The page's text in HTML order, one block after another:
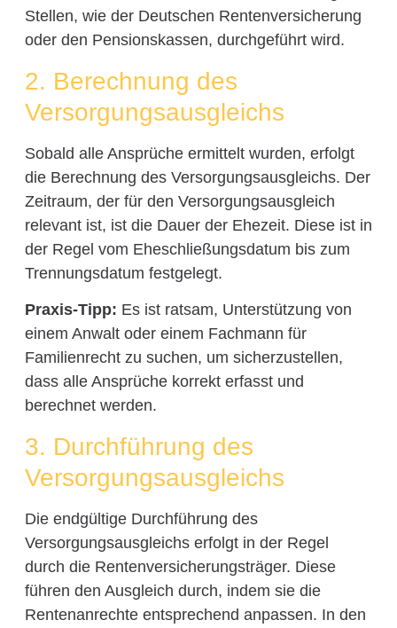
Stellen, wie der Deutschen Rentenversicherung
oder den Pensionskassen, durchgeführt wird.
2. Berechnung des
Versorgungsausgleichs
Sobald alle Ansprüche ermittelt wurden, erfolgt
die Berechnung des Versorgungsausgleichs. Der
Zeitraum, der für den Versorgungsausgleich
relevant ist, ist die Dauer der Ehezeit. Diese ist in
der Regel vom Eheschließungsdatum bis zum
Trennungsdatum festgelegt.
Praxis-Tipp: Es ist ratsam, Unterstützung von
einem Anwalt oder einem Fachmann für
Familienrecht zu suchen, um sicherzustellen,
dass alle Ansprüche korrekt erfasst und
berechnet werden.
3. Durchführung des
Versorgungsausgleichs
Die endgültige Durchführung des
Versorgungsausgleichs erfolgt in der Regel
durch die Rentenversicherungsträger. Diese
führen den Ausgleich durch, indem sie die
Rentenanrechte entsprechend anpassen. In den